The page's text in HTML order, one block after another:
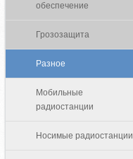
обеспечение
Грозозащита
Разное
Мобильные
радиостанции
Носимые радиостанции